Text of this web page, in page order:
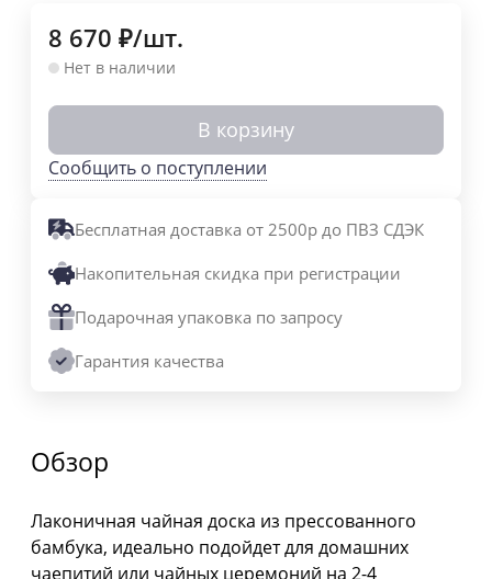
8 670 ₽/шт.
Нет в наличии
В корзину
Сообщить о поступлении
Бесплатная доставка от 2500р до ПВЗ СДЭК
Накопительная скидка при регистрации
Подарочная упаковка по запросу
Гарантия качества
Обзор
Лаконичная чайная доска из прессованного
бамбука, идеально подойдет для домашних
чаепитий или чайных церемоний на 2-4